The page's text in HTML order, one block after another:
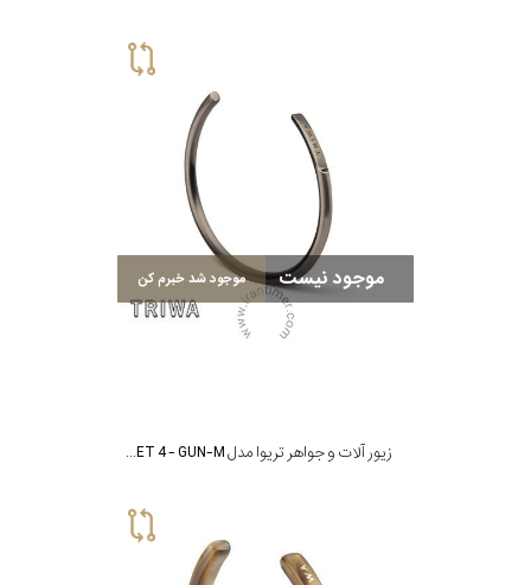
موجود نیست موجود شد خبرم کن
زیور آلات و جواهر تریوا مدل BRACELET 4 - GUN-M